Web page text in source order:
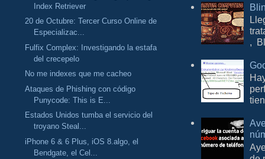
Index Retriever
20 de Octubre: Tercer Curso Online de
Especializac...
Fulfix Complex: Investigando la estafa
del crecepelo
No me indexes que me cacheo
Ataques de Phishing con código
Punycode: This is E...
Estados Unidos tumba el servicio del
troyano Steal...
iPhone 6 & 6 Plus, iOS 8.algo, el
Bendgate, el Cel...
,